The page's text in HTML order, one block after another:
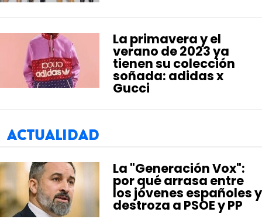
La primavera y el
verano de 2023 ya
tienen su colección
soñada: adidas x
Gucci
ACTUALIDAD
La "Generación Vox":
por qué arrasa entre
los jóvenes españoles y
destroza a PSOE y PP